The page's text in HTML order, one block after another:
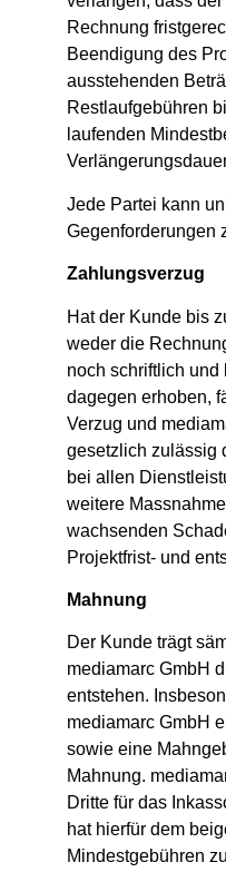
Rechnung
Beendigung des
ausstehenden
Restlaufgebühren
laufenden
Jede Partei kann
Gegenforderungen
Zahlungsverzug
Hat der Kunde bis
weder die
noch schriftlich
dagegen erhoben,
Verzug und
gesetzlich zulässig
bei allen
weitere
wachsenden
Projektfrist- und
Mahnung
Der Kunde trägt
mediamarc GmbH
entstehen.
mediamarc GmbH
sowie eine
Mahnung.
Dritte für das
hat hierfür dem
Mindestgebühren